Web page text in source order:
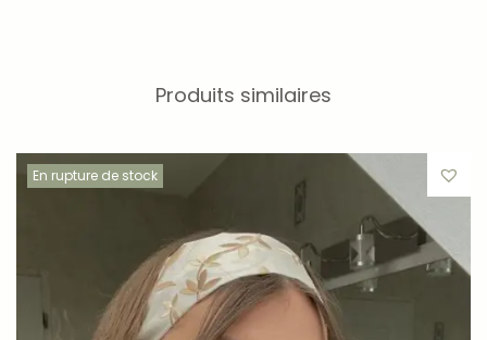
Produits similaires
En rupture de stock